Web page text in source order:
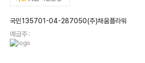
국민135701-04-287050(주)채움플라워
예금주 :